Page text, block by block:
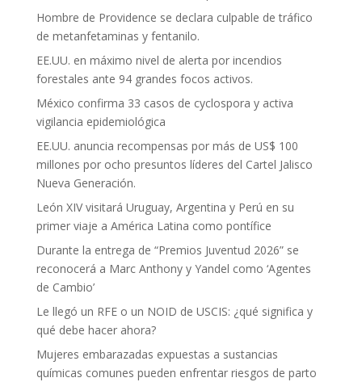
Hombre de Providence se declara culpable de tráfico
de metanfetaminas y fentanilo.
EE.UU. en máximo nivel de alerta por incendios
forestales ante 94 grandes focos activos.
México confirma 33 casos de cyclospora y activa
vigilancia epidemiológica
EE.UU. anuncia recompensas por más de US$ 100
millones por ocho presuntos líderes del Cartel Jalisco
Nueva Generación.
León XIV visitará Uruguay, Argentina y Perú en su
primer viaje a América Latina como pontífice
Durante la entrega de “Premios Juventud 2026” se
reconocerá a Marc Anthony y Yandel como ‘Agentes
de Cambio’
Le llegó un RFE o un NOID de USCIS: ¿qué significa y
qué debe hacer ahora?
Mujeres embarazadas expuestas a sustancias
químicas comunes pueden enfrentar riesgos de parto